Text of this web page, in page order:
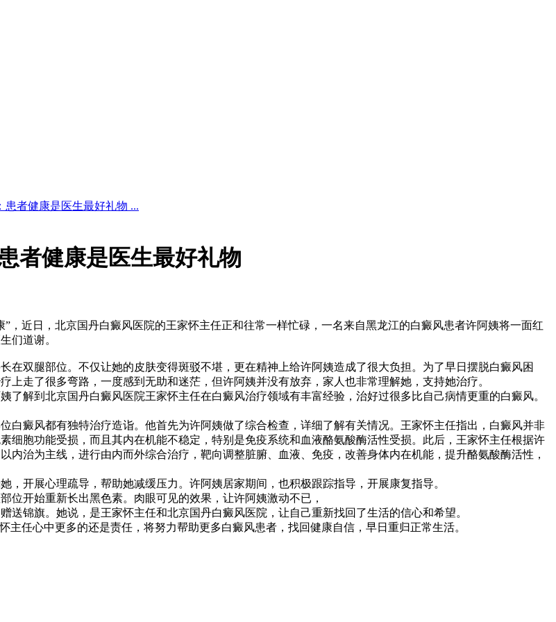
者健康是医生最好礼物 ...
者健康是医生最好礼物
近日，北京国丹白癜风医院的王家怀主任正和往常一样忙碌，一名来自黑龙江的白癜风患者许阿姨将一面红
们道谢。
双腿部位。不仅让她的皮肤变得斑驳不堪，更在精神上给许阿姨造成了很大负担。为了早日摆脱白癜风困
走了很多弯路，一度感到无助和迷茫，但许阿姨并没有放弃，家人也非常理解她，支持她治疗。
解到北京国丹白癜风医院王家怀主任在白癜风治疗领域有丰富经验，治好过很多比自己病情更重的白癜风。
癜风都有独特治疗造诣。他首先为许阿姨做了综合检查，详细了解有关情况。王家怀主任指出，白癜风并非
细胞功能受损，而且其内在机能不稳定，特别是免疫系统和血液酪氨酸酶活性受损。此后，王家怀主任根据许
内治为主线，进行由内而外综合治疗，靶向调整脏腑、血液、免疫，改善身体内在机能，提升酪氨酸酶活性，
开展心理疏导，帮助她减缓压力。许阿姨居家期间，也积极跟踪指导，开展康复指导。
开始重新长出黑色素。肉眼可见的效果，让许阿姨激动不已，
锦旗。她说，是王家怀主任和北京国丹白癜风医院，让自己重新找回了生活的信心和希望。
任心中更多的还是责任，将努力帮助更多白癜风患者，找回健康自信，早日重归正常生活。